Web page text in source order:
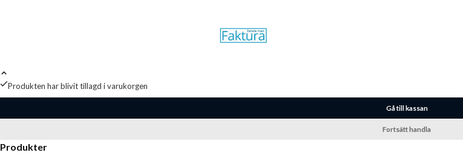
Produkten har blivit tillagd i varukorgen
Gå till kassan
Fortsätt handla
Produkter